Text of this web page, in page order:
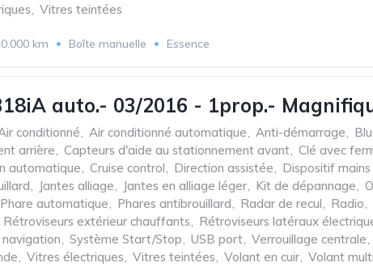
, Vitres teintées
km Boîte manuelle Essence
auto.- 03/2016 - 1prop.-
conditionné, Air conditionné automatique, Anti-démarrage,
arrière, Capteurs d'aide au stationnement avant, Clé avec
automatique, Cruise control, Direction assistée, Dispositif mains
, Jantes alliage, Jantes en alliage léger, Kit de dépannage,
Phare automatique, Phares antibrouillard, Radar de recul, Radio,
Rétroviseurs extérieur chauffants, Rétroviseurs latéraux
, Système Start/Stop, USB port, Verrouillage centrale,
, Vitres électriques, Vitres teintées, Volant en cuir, Volant